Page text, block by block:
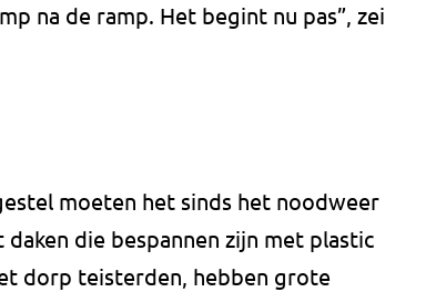
na de ramp. Het begint nu pas”, zei
moeten het sinds het noodweer
die bespannen zijn met plastic
dorp teisterden, hebben grote